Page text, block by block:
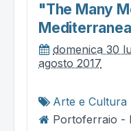
"the Many
domenica 30
agosto 2017
Arte e Cultura
Portoferraio -